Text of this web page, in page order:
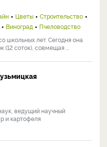
Цветы
Строительство
Виноград
Пчеловодство
школьных лет. Сегодня она
соток), совмещая ...
ведущий научный
и картофеля